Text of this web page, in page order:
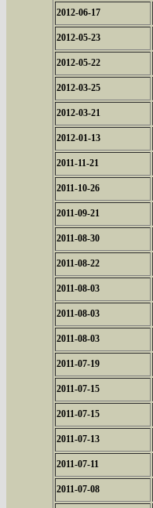
2012-06-17
2012-05-23
2012-05-22
2012-03-25
2012-03-21
2012-01-13
2011-11-21
2011-10-26
2011-09-21
2011-08-30
2011-08-22
2011-08-03
2011-08-03
2011-08-03
2011-07-19
2011-07-15
2011-07-15
2011-07-13
2011-07-11
2011-07-08